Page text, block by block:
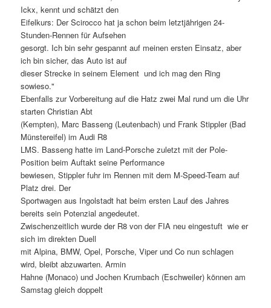
Ickx, kennt und schätzt den
Eifelkurs: Der Scirocco hat ja schon beim letztjährigen 24-
Stunden-Rennen für Aufsehen
gesorgt. Ich bin sehr gespannt auf meinen ersten Einsatz, aber
ich bin sicher, das Auto ist auf
dieser Strecke in seinem Element  und ich mag den Ring
sowieso."
Ebenfalls zur Vorbereitung auf die Hatz zwei Mal rund um die Uhr
starten Christian Abt
(Kempten), Marc Basseng (Leutenbach) und Frank Stippler (Bad
Münstereifel) im Audi R8
LMS. Basseng hatte im Land-Porsche zuletzt mit der Pole-
Position beim Auftakt seine Performance
bewiesen, Stippler fuhr im Rennen mit dem M-Speed-Team auf
Platz drei. Der
Sportwagen aus Ingolstadt hat beim ersten Lauf des Jahres
bereits sein Potenzial angedeutet.
Zwischenzeitlich wurde der R8 von der FIA neu eingestuft  wie er
sich im direkten Duell
mit Alpina, BMW, Opel, Porsche, Viper und Co nun schlagen
wird, bleibt abzuwarten. Armin
Hahne (Monaco) und Jochen Krumbach (Eschweiler) können am
Samstag gleich doppelt